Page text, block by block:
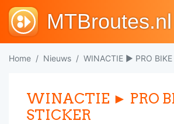
MTBroutes.nl
Home Nieuws WINACTIE ► PRO BIKE
WINACTIE ► PRO
STICKER